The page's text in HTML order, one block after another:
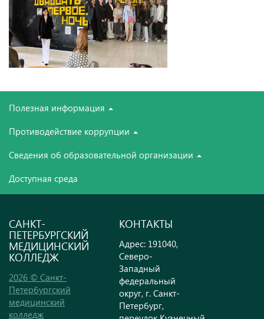
Полезная информация
Противодействие коррупции
Сведения об образовательной организации
Доступная среда
САНКТ-
ПЕТЕРБУРГСКИЙ
МЕДИЦИНСКИЙ
КОЛЛЕДЖ
2026 © Санкт-
Петербургский
медицинский
колледж
КОНТАКТЫ
Адрес: 191040,
Северо-
Западный
федеральный
округ, г. Санкт-
Петербург,